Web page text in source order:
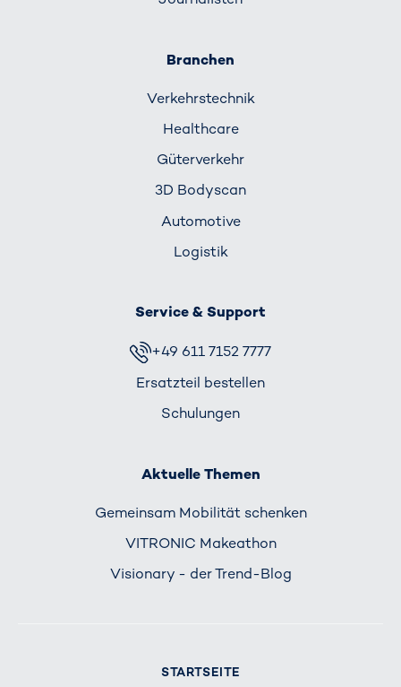
Branchen
Verkehrs­technik
Healthcare
Güterverkehr
3D Bodyscan
Automotive
Logistik
Service & Support
+49 611 7152 7777
Ersatzteil bestellen
Schulungen
Aktuelle Themen
Gemeinsam Mobilität schenken
VITRONIC Makeathon
Visionary - der Trend-Blog
STARTSEITE